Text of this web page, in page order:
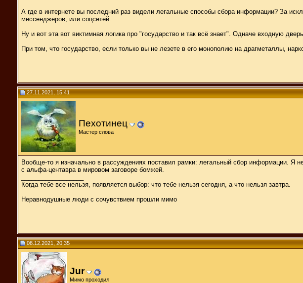
А где в интернете вы последний раз видели легальные способы сбора информации? За
мессенджеров, или соцсетей.
Ну и вот эта вот виктимная логика про "государство и так всё знает". Одначе входную
При том, что государство, если только вы не лезете в его монополию на драгметаллы,
27.11.2021, 15:41
Пехотинец
Мастер слова
Вообще-то я изначально в рассуждениях поставил рамки: легальный сбор информации. Я
с альфа-центавра в мировом заговоре бомжей.
Когда тебе все нельзя, появляется выбор: что тебе нельзя сегодня, а что нельзя завтра.
Неравнодушные люди с сочувствием прошли мимо
08.12.2021, 20:35
Jur
Мимо проходил